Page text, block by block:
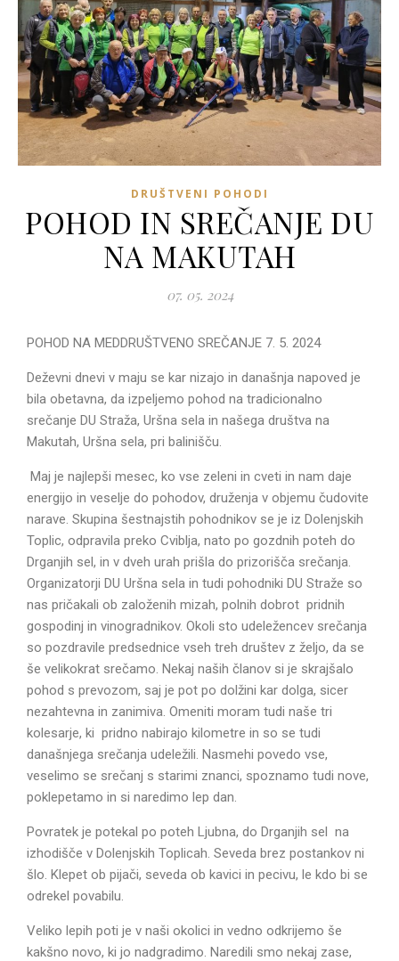
DRUŠTVENI POHODI
POHOD IN SREČANJE DU
NA MAKUTAH
07. 05. 2024
POHOD NA MEDDRUŠTVENO SREČANJE 7. 5. 2024
Deževni dnevi v maju se kar nizajo in današnja napoved je
bila obetavna, da izpeljemo pohod na tradicionalno
srečanje DU Straža, Uršna sela in našega društva na
Makutah, Uršna sela, pri balinišču.
Maj je najlepši mesec, ko vse zeleni in cveti in nam daje
energijo in veselje do pohodov, druženja v objemu čudovite
narave. Skupina šestnajstih pohodnikov se je iz Dolenjskih
Toplic, odpravila preko Cviblja, nato po gozdnih poteh do
Drganjih sel, in v dveh urah prišla do prizorišča srečanja.
Organizatorji DU Uršna sela in tudi pohodniki DU Straže so
nas pričakali ob založenih mizah, polnih dobrot pridnih
gospodinj in vinogradnikov. Okoli sto udeležencev srečanja
so pozdravile predsednice vseh treh društev z željo, da se
še velikokrat srečamo. Nekaj naših članov si je skrajšalo
pohod s prevozom, saj je pot po dolžini kar dolga, sicer
nezahtevna in zanimiva. Omeniti moram tudi naše tri
kolesarje, ki pridno nabirajo kilometre in so se tudi
današnjega srečanja udeležili. Nasmehi povedo vse,
veselimo se srečanj s starimi znanci, spoznamo tudi nove,
poklepetamo in si naredimo lep dan.
Povratek je potekal po poteh Ljubna, do Drganjih sel na
izhodišče v Dolenjskih Toplicah. Seveda brez postankov ni
šlo. Klepet ob pijači, seveda ob kavici in pecivu, le kdo bi se
odrekel povabilu.
Veliko lepih poti je v naši okolici in vedno odkrijemo še
kakšno novo, ki jo nadgradimo. Naredili smo nekaj zase,